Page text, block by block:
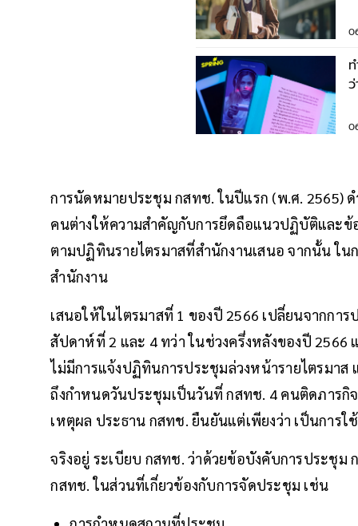
การนัดหมายประชุม กสทช. ในปีแรก (พ.ศ. 2565)
คนต่างให้ความสำคัญกับการยึดถือแนวปฏิบัติและข้
ตามปฏิทินรายไตรมาสที่สำนักงานเสนอ จากนั้น ใ
สำนักงาน
เสนอให้ในไตรมาสที่ 1 ของปี 2566 เปลี่ยนจากกา
สัปดาห์ที่ 2 และ 4 ทว่า ในช่วงครึ่งหลังของปี
ไม่มีการแจ้งปฏิทินการประชุมล่วงหน้ารายไตรมา
ถึงกำหนดวันประชุมเป็นวันที่ กสทช. 4 คนติดภารกิ
เหตุผล ประธาน กสทช. ยืนยันแต่เพียงว่า เป็นการ
จริงอยู่ ระเบียบ กสทช. ว่าด้วยข้อบังคับการประชุ
กสทช. ในส่วนที่เกี่ยวข้องกับการจัดประชุม เช่น